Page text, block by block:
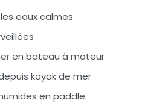
eaux calmes
en bateau à moteur
kayak de mer
en paddle